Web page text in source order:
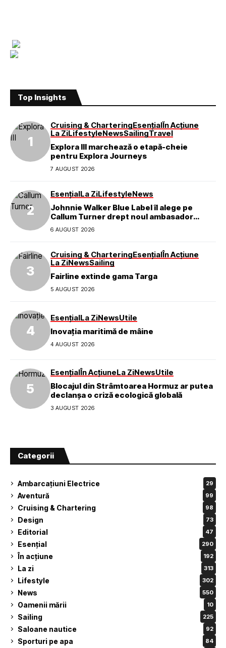
Top Insights
Cruising & CharteringEsențialÎn Acțiune
La ZiLifestyleNewsSailingTravel
Explora III marchează o etapă-cheie
pentru Explora Journeys
7 AUGUST 2026
EsențialLa ZiLifestyleNews
Johnnie Walker Blue Label îl alege pe
Callum Turner drept noul ambasador
global al mărcii
6 AUGUST 2026
Cruising & CharteringEsențialÎn Acțiune
La ZiNewsSailing
Fairline extinde gama Targa
5 AUGUST 2026
EsențialLa ZiNewsUtile
Inovația maritimă de mâine
4 AUGUST 2026
EsențialÎn AcțiuneLa ZiNewsUtile
Blocajul din Strâmtoarea Hormuz ar putea
declanșa o criză ecologică globală
3 AUGUST 2026
Categorii
Ambarcațiuni Electrice 29
Aventură 99
Cruising & Chartering 98
Design 73
Editorial 47
Esențial 290
În acțiune 192
La zi 313
Lifestyle 302
News 550
Oamenii mării 10
Sailing 225
Saloane nautice 92
Sporturi pe apa 84